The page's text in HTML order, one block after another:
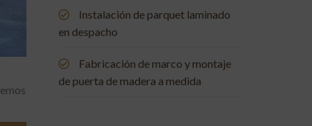
Instalación de parquet laminado
en despacho
Fabricación de marco y montaje
de puerta de madera a medida